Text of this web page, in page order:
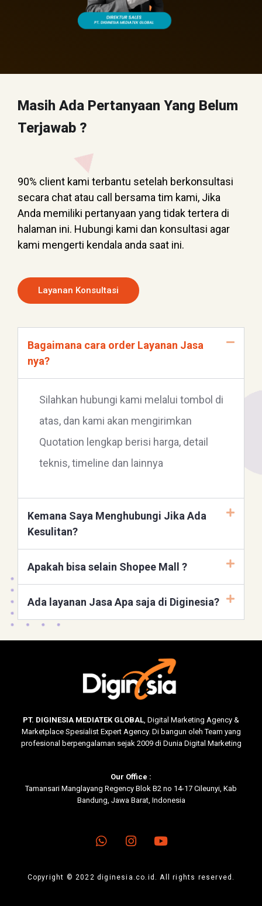
Masih Ada Pertanyaan Yang Belum
Terjawab ?
90% client kami terbantu setelah berkonsultasi
secara chat atau call bersama tim kami, Jika
Anda memiliki pertanyaan yang tidak tertera di
halaman ini. Hubungi kami dan konsultasi agar
kami mengerti kendala anda saat ini.
Layanan Konsultasi
Bagaimana cara order Layanan Jasa
nya?
Silahkan hubungi kami melalui tombol di
atas, dan kami akan mengirimkan
Quotation lengkap berisi harga, detail
teknis, timeline dan lainnya
Kemana Saya Menghubungi Jika Ada
Kesulitan?
Apakah bisa selain Shopee Mall ?
Ada layanan Jasa Apa saja di Diginesia?
PT. DIGINESIA MEDIATEK GLOBAL, Digital Marketing Agency &
Marketplace Spesialist Expert Agency. Di bangun oleh Team yang
profesional berpengalaman sejak 2009 di Dunia Digital Marketing
Our Office :
Tamansari Manglayang Regency Blok B2 no 14-17 Cileunyi, Kab
Bandung, Jawa Barat, Indonesia
Copyright © 2022 diginesia.co.id . All rights reserved.